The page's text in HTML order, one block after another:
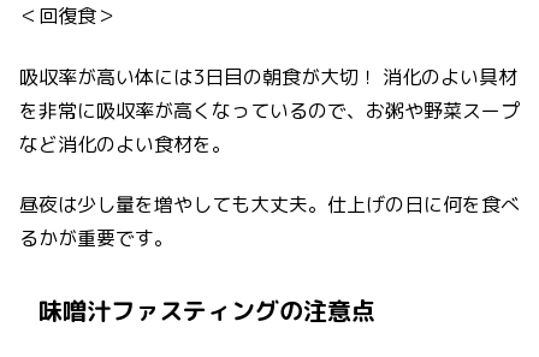
＜回復食＞
吸収率が高い体には3日目の朝食が大切！ 消化のよい具材
を非常に吸収率が高くなっているので、お粥や野菜スープ
など消化のよい食材を。
昼夜は少し量を増やしても大丈夫。仕上げの日に何を食べ
るかが重要です。
味噌汁ファスティングの注意点